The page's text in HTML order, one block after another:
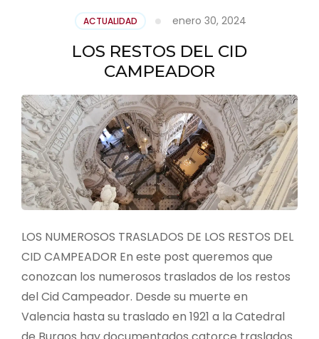
ACTUALIDAD enero 30, 2024
LOS RESTOS DEL CID
CAMPEADOR
LOS NUMEROSOS TRASLADOS DE LOS RESTOS DEL
CID CAMPEADOR En este post queremos que
conozcan los numerosos traslados de los restos
del Cid Campeador. Desde su muerte en
Valencia hasta su traslado en 1921 a la Catedral